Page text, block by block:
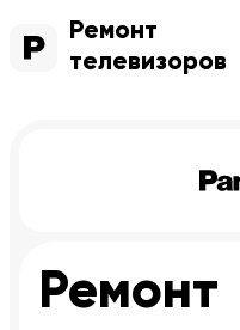
Ремонт
телевизоров
Ремонт